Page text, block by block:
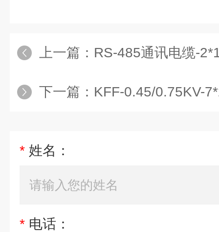
上一篇： RS-485通讯电缆-
下一篇： KFF-0.45/0.75KV-
* 姓名：
* 电话：